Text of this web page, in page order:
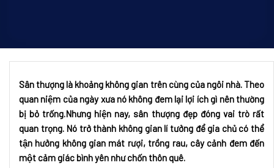
Sân thượng là khoảng không gian trên cùng của ngôi nhà. Theo
quan niệm của ngày xưa nó không đem lại lợi ích gì nên thường
bị bỏ trống.Nhưng hiện nay, sân thượng đẹp đóng vai trò rất
quan trọng. Nó trở thành không gian lí tưởng để gia chủ có thể
tận hưởng không gian mát rượi, trồng rau, cây cảnh đem đến
một cảm giác bình yên như chốn thôn quê.